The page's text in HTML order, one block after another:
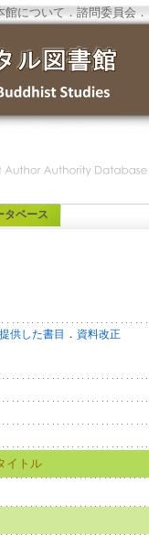
館について ．諮問委員会 ．
タベース
供した書目 ． 資料改正
イトル